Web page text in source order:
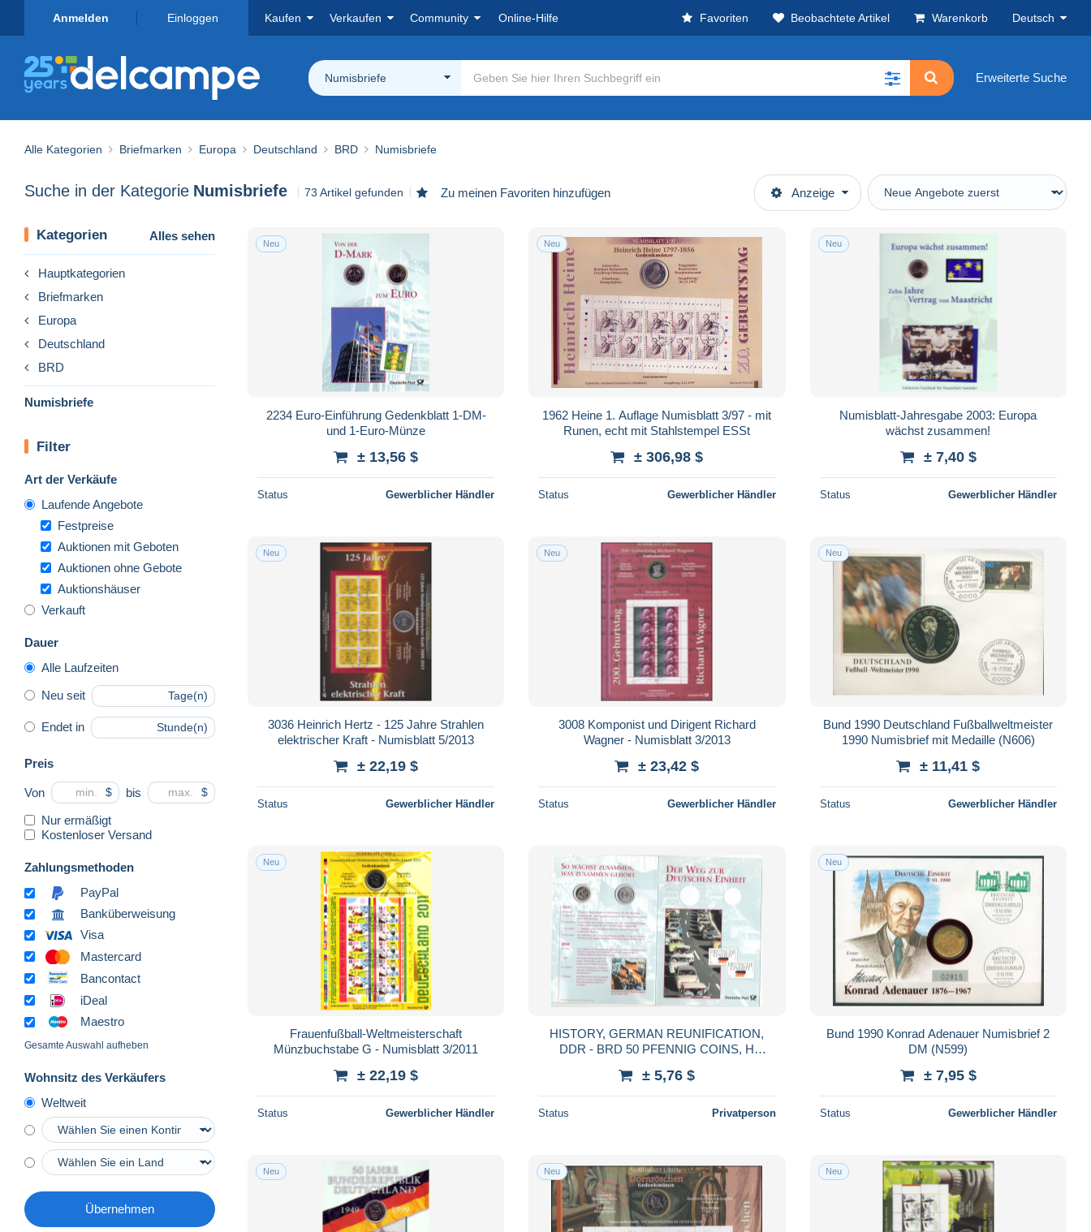
Anmelden Einloggen Kaufen Verkaufen Community Online-Hilfe Favoriten Beobachtete Artikel Warenkorb Deutsch
Numisbriefe Erweiterte Suche
Alle Kategorien Briefmarken Europa Deutschland BRD Numisbriefe
Suche in der Kategorie Numisbriefe 73 Artikel gefunden Zu meinen Favoriten hinzufügen Anzeige
Kategorien Alles sehen
Hauptkategorien
Briefmarken
Europa
Deutschland
BRD
Numisbriefe
Filter
Art der Verkäufe
Laufende Angebote
Festpreise
Auktionen mit Geboten
Auktionen ohne Gebote
Auktionshäuser
Verkauft
Dauer
Alle Laufzeiten
Neu seit Tage(n)
Endet in Stunde(n)
Preis
Von $ bis $
Nur ermäßigt
Kostenloser Versand
Zahlungsmethoden
PayPal
Banküberweisung
Visa
Mastercard
Bancontact
iDeal
Maestro
Gesamte Auswahl aufheben
Wohnsitz des Verkäufers
Weltweit
Übernehmen
Neu
2234 Euro-Einführung Gedenkblatt 1-DM-
und 1-Euro-Münze
± 13,56 $
Status Gewerblicher Händler
Neu
1962 Heine 1. Auflage Numisblatt 3/97 - mit
Runen, echt mit Stahlstempel ESSt
± 306,98 $
Status Gewerblicher Händler
Neu
Numisblatt-Jahresgabe 2003: Europa
wächst zusammen!
± 7,40 $
Status Gewerblicher Händler
Neu
3036 Heinrich Hertz - 125 Jahre Strahlen
elektrischer Kraft - Numisblatt 5/2013
± 22,19 $
Status Gewerblicher Händler
Neu
3008 Komponist und Dirigent Richard
Wagner - Numisblatt 3/2013
± 23,42 $
Status Gewerblicher Händler
Neu
Bund 1990 Deutschland Fußballweltmeister
1990 Numisbrief mit Medaille (N606)
± 11,41 $
Status Gewerblicher Händler
Neu
Frauenfußball-Weltmeisterschaft
Münzbuchstabe G - Numisblatt 3/2011
± 22,19 $
Status Gewerblicher Händler
HISTORY, GERMAN REUNIFICATION,
DDR - BRD 50 PFENNIG COINS, H
NUMIS COVER, 2000, GERMANY;
± 5,76 $
Status Privatperson
Neu
Bund 1990 Konrad Adenauer Numisbrief 2
DM (N599)
± 7,95 $
Status Gewerblicher Händler
Neu Neu Neu